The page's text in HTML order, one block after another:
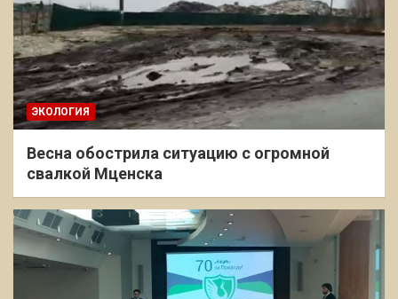
ЭКОЛОГИЯ
Весна обострила ситуацию с огромной
свалкой Мценска